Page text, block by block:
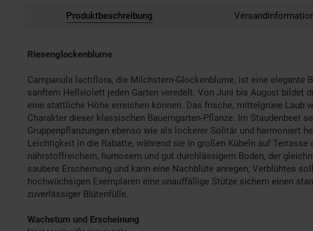
Produktbeschreibung
Riesenglockenblume
Campanula lactiflora, die Milchstern-Glockenblume, ist eine
sanftem Hellviolett jeden Garten veredelt. Von Juni bis August bildet
eine stattliche Höhe erreichen können. Das frische, mittelgrüne
Charakter dieser klassischen Bauerngarten-Pflanze. Im Staudenbeet
Gruppenpflanzungen ebenso wie als lockerer Solitär und harmoniert
Leichtigkeit in die Rabatte, während sie in großen Kübeln auf
nährstoffreichem, humosem und gut durchlässigem Boden, der
saubere Erscheinung und kann eine Nachblüte anregen; Verblühtes
hochwüchsigen Exemplaren eine unauffällige Stütze sichern einen
zuverlässiger Blütenfülle.
Wachstum und Erscheinung